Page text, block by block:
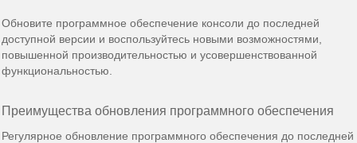
Обновите программное обеспечение консоли до последней
доступной версии и воспользуйтесь новыми возможностями,
повышенной производительностью и усовершенствованной
функциональностью.
Преимущества обновления программного обеспечения
Регулярное обновление программного обеспечения до последней